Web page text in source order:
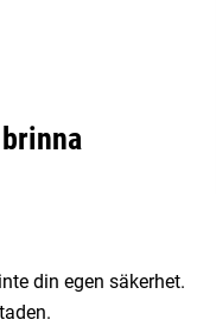
din egen säkerhet.